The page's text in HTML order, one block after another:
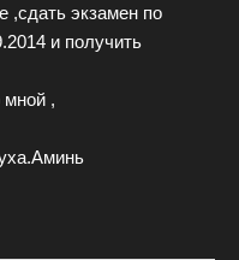
,сдать экзамен по
и получить
мной ,